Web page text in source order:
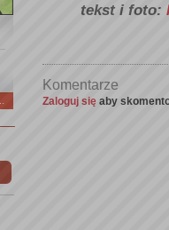
tekst i foto:
Komentarze
Zaloguj się aby